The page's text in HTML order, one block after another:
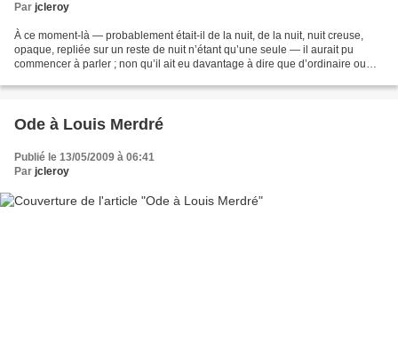
Par jcleroy
À ce moment-là — probablement était-il de la nuit, de la nuit, nuit creuse,
opaque, repliée sur un reste de nuit n’étant qu’une seule — il aurait pu
commencer à parler ; non qu’il ait eu davantage à dire que d’ordinaire ou
Ode à Louis Merdré
Publié le 13/05/2009 à 06:41
Par jcleroy